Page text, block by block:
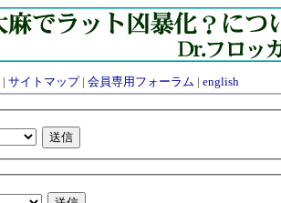
| サイトマップ| 会員専用フォーラム | english